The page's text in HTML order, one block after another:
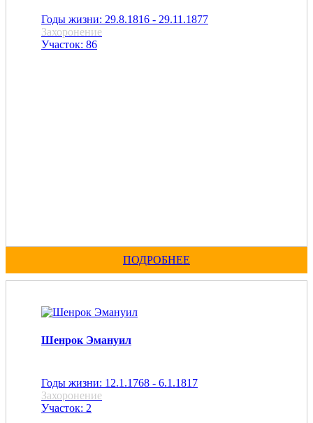
Годы жизни: 29.8.1816 - 29.11.1877
Захоронение
Участок: 86
ПОДРОБНЕЕ
Шенрок Эмануил
Годы жизни: 12.1.1768 - 6.1.1817
Захоронение
Участок: 2